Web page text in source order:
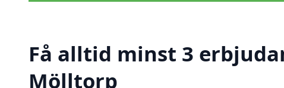
Få alltid minst 3
Mölltorp